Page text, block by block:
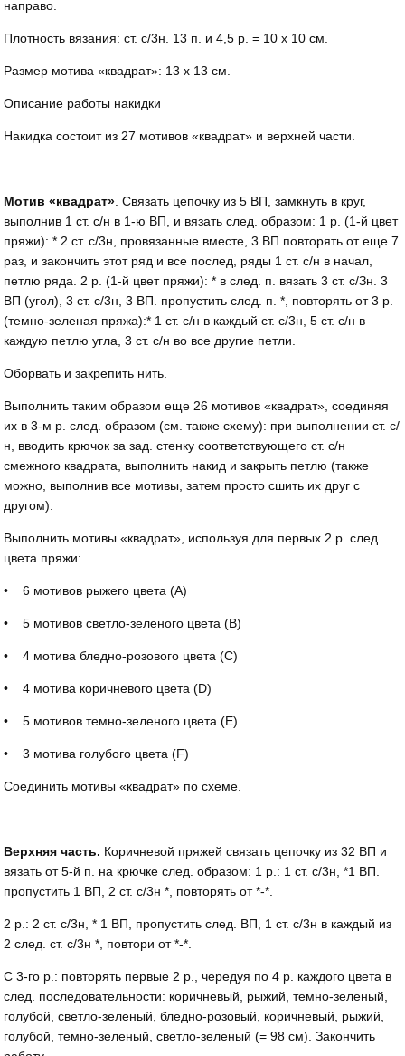
направо.
Плотность вязания: ст. с/3н. 13 п. и 4,5 р. = 10 х 10 см.
Размер мотива «квадрат»: 13 х 13 см.
Описание работы накидки
Накидка состоит из 27 мотивов «квадрат» и верхней части.
Мотив «квадрат». Связать цепочку из 5 ВП, замкнуть в круг,
выполнив 1 ст. с/н в 1-ю ВП, и вязать след. образом: 1 р. (1-й цвет
пряжи): * 2 ст. с/3н, провязанные вместе, 3 ВП повторять от еще 7
раз, и закончить этот ряд и все послед, ряды 1 ст. с/н в начал,
петлю ряда. 2 р. (1-й цвет пряжи): * в след. п. вязать 3 ст. с/Зн. 3
ВП (угол), 3 ст. с/3н, 3 ВП. пропустить след. п. *, повторять от 3 р.
(темно-зеленая пряжа):* 1 ст. с/н в каждый ст. с/3н, 5 ст. с/н в
каждую петлю угла, 3 ст. с/н во все другие петли.
Оборвать и закрепить нить.
Выполнить таким образом еще 26 мотивов «квадрат», соединяя
их в 3-м р. след. образом (см. также схему): при выполнении ст. с/
н, вводить крючок за зад. стенку соответствующего ст. с/н
смежного квадрата, выполнить накид и закрыть петлю (также
можно, выполнив все мотивы, затем просто сшить их друг с
другом).
Выполнить мотивы «квадрат», используя для первых 2 р. след.
цвета пряжи:
• 6 мотивов рыжего цвета (А)
• 5 мотивов светло-зеленого цвета (В)
• 4 мотива бледно-розового цвета (С)
• 4 мотива коричневого цвета (D)
• 5 мотивов темно-зеленого цвета (Е)
• 3 мотива голубого цвета (F)
Соединить мотивы «квадрат» по схеме.
Верхняя часть. Коричневой пряжей связать цепочку из 32 ВП и
вязать от 5-й п. на крючке след. образом: 1 р.: 1 ст. с/3н, *1 ВП.
пропустить 1 ВП, 2 ст. с/3н *, повторять от *-*.
2 р.: 2 ст. с/3н, * 1 ВП, пропустить след. ВП, 1 ст. с/3н в каждый из
2 след. ст. с/3н *, повтори от *-*.
С 3-го р.: повторять первые 2 р., чередуя по 4 р. каждого цвета в
след. последовательности: коричневый, рыжий, темно-зеленый,
голубой, светло-зеленый, бледно-розовый, коричневый, рыжий,
голубой, темно-зеленый, светло-зеленый (= 98 см). Закончить